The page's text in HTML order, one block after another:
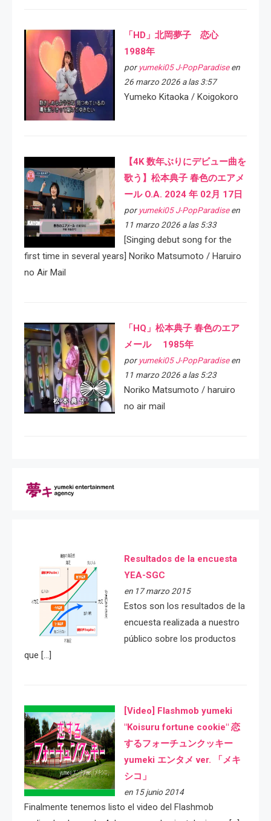
「HD」北岡夢子 恋心
1988年
por yumeki05 J-PopParadiseen
26 marzo 2026 a las 3:57
Yumeko Kitaoka / Koigokoro
【4K 数年ぶりにデビュー曲を
歌う】松本典子 春色のエアメ
ール O.A. 2024 年 02月 17日
por yumeki05 J-PopParadiseen
11 marzo 2026 a las 5:33
[Singing debut song for the
first time in several years] Noriko Matsumoto / Haruiro
no Air Mail
「HQ」松本典子 春色のエア
メール 1985年
por yumeki05 J-PopParadiseen
11 marzo 2026 a las 5:23
Noriko Matsumoto / haruiro
no air mail
Resultados de la encuesta
YEA-SGC
en 17 marzo 2015
Estos son los resultados de la
encuesta realizada a nuestro
público sobre los productos
que […]
[Video] Flashmob yumeki
"Koisuru fortune cookie" 恋
するフォーチュンクッキー
yumeki エンタメ ver. 「メキ
シコ」
en 15 junio 2014
Finalmente tenemos listo el video del Flashmob